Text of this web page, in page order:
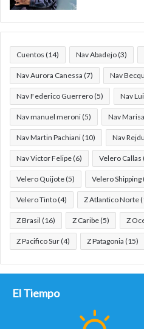
Cuentos (14) Nav Abadejo(3)
Nav Aurora Canessa (7) Nav
Nav Federico Guerrero(5) Nav
Nav manuel meroni(5) Nav
Nav Martin Pachiani(10) Nav
Nav Victor Felipe(6) Velero Callas
Velero Quijote(5) Velero Shipping
Velero Tinto(4) Z Atlantico Norte
Z Brasil (16) Z Caribe(5) Z
Z Pacifico Sur(4) Z Patagonia (15)
El Tiempo